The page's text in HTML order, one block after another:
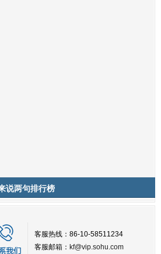
说两句排行榜
客服热线：86-10-58511234
客服邮箱： kf@vip.sohu.com